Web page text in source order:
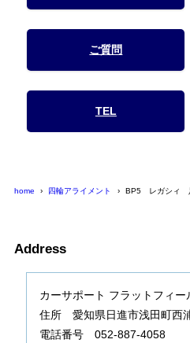
ご質問
TEL
home 四輪アライメント BP5 レガシィ
Address
カーサポート フラットフィー
住所 愛知県日進市浅田町西
電話番号 052-887-4058